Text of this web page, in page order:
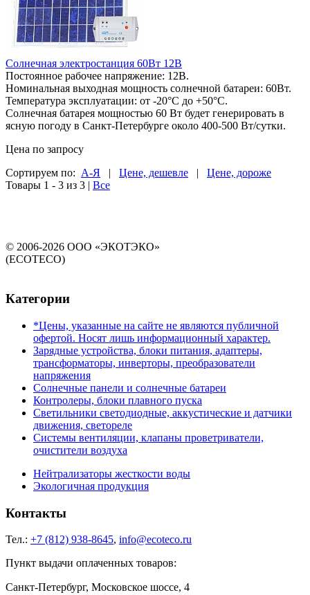
Солнечная электростанция 60Вт 12В
Постоянное рабочее напряжение: 12В.
Номинальная выходная мощность солнечной батареи: 60Вт.
Температура эксплуатации: от -20°C до +50°C.
Солнечная батарея мощностью 60 Вт будет генерировать в
ясную погоду в Санкт-Петербурге около 400-500 Вт/сутки.
Цена по запросу
Сортируем по: А-Я | Цене, дешевле | Цене, дороже
Товары 1 - 3 из 3 | Все
© 2006-2026 ООО «ЭКОТЭКО»
(ECOTECO)
Категории
*Цены, указанные на сайте не являются публичной
офертой. Носят лишь информационный характер.
Зарядные устройства, блоки питания, адаптеры,
трансформаторы, инверторы, преобразователи
напряжения
Солнечные панели и солнечные батареи
Контролеры, блоки плавного пуска
Светильники светодиодные, аккустические и датчики
движения, светореле
Системы вентиляции, клапаны проветриватели,
очистители воздуха
Нейтрализаторы жесткости воды
Экологичная продукция
Контакты
Тел.: +7 (812) 938-8645, info@ecoteco.ru
Пункт выдачи оплаченных товаров:
Санкт-Петербург, Московское шоссе, 4